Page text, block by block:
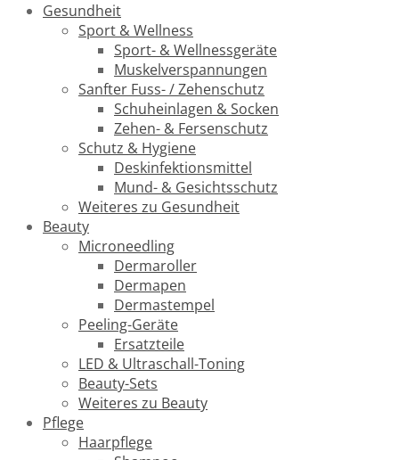
Gesundheit
Sport & Wellness
Sport- & Wellnessgeräte
Muskelverspannungen
Sanfter Fuss- / Zehenschutz
Schuheinlagen & Socken
Zehen- & Fersenschutz
Schutz & Hygiene
Deskinfektionsmittel
Mund- & Gesichtsschutz
Weiteres zu Gesundheit
Beauty
Microneedling
Dermaroller
Dermapen
Dermastempel
Peeling-Geräte
Ersatzteile
LED & Ultraschall-Toning
Beauty-Sets
Weiteres zu Beauty
Pflege
Haarpflege